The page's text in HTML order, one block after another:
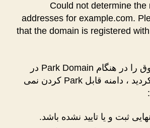
Could not determine the
addresses for example.com.
that the domain is registered
چنانچه خطاهای فوق را در هنگام Park Domain در
Cpanel مشاهده کردید ، دامنه قابل Park کردن نمی
ثبت و یا تایید نشده باشد.